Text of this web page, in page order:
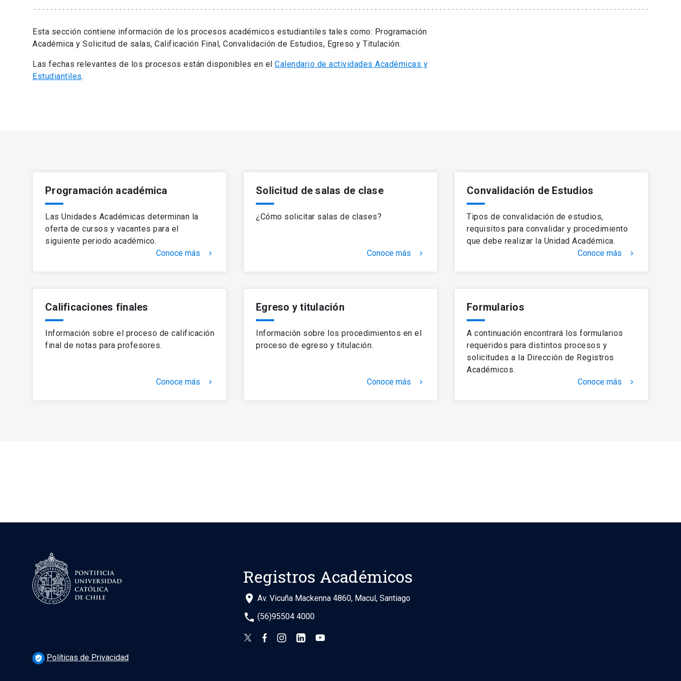
Esta sección contiene información de los procesos académicos estudiantiles tales como: Programación
Académica y Solicitud de salas, Calificación Final, Convalidación de Estudios, Egreso y Titulación.
Las fechas relevantes de los procesos están disponibles en el Calendario de actividades Académicas y
Estudiantiles.
Programación académica
Las Unidades Académicas determinan la
oferta de cursos y vacantes para el
siguiente periodo académico.
Conoce más
keyboard_arrow_right
Solicitud de salas de clase
¿Cómo solicitar salas de clases?
Conoce más keyboard_arrow_right
Convalidación de Estudios
Tipos de convalidación de estudios,
requisitos para convalidar y procedimiento
que debe realizar la Unidad Académica.
Conoce más
keyboard_arrow_right
Calificaciones finales
Información sobre el proceso de calificación
final de notas para profesores.
Conoce más keyboard_arrow_right
Egreso y titulación
Información sobre los procedimientos en el
proceso de egreso y titulación.
Conoce más keyboard_arrow_right
Formularios
A continuación encontrará los formularios
requeridos para distintos procesos y
solicitudes a la Dirección de Registros
Académicos.
Conoce más
keyboard_arrow_right
Registros Académicos
place Av. Vicuña Mackenna 4860, Macul, Santiago
phone (56)95504 4000
verified_user Políticas de Privacidad